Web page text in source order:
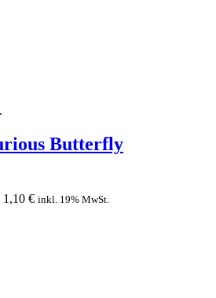
Butterfly
1,10 € inkl. 19% MwSt.